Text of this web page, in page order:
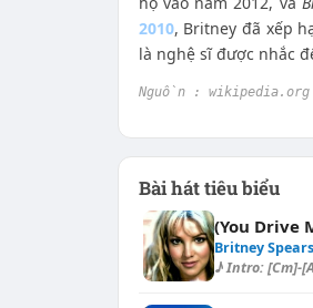
2010, Britney đã xếp
là nghệ sĩ được nhắc
Nguồn : wikipedia.org
Bài hát tiêu biểu
(You Drive
Britney Spears
♪ Intro: [Cm]-